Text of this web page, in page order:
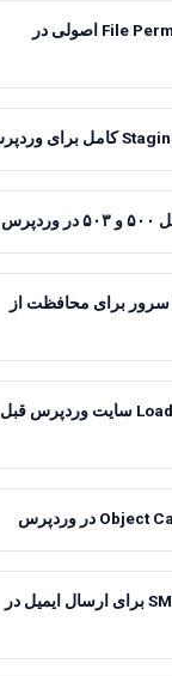
راهنمای تنظیم File Permissions اصولی در
آموزش تنظیم Firewall سرور برای محافظت از
راهنمای کامل Load Testing سایت وردپرس قبل
راهنمای کامل تنظیم SMTP برای ارسال ایمیل در